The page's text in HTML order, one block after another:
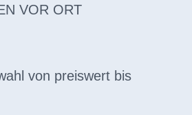
VOR ORT
von preiswert bis